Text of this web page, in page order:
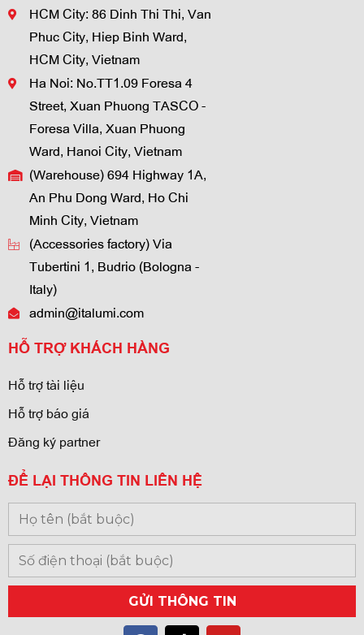
HCM City: 86 Dinh Thi Thi, Van
Phuc City, Hiep Binh Ward,
HCM City, Vietnam
Ha Noi: No.TT1.09 Foresa 4
Street, Xuan Phuong TASCO -
Foresa Villa, Xuan Phuong
Ward, Hanoi City, Vietnam
(Warehouse) 694 Highway 1A,
An Phu Dong Ward, Ho Chi
Minh City, Vietnam
(Accessories factory) Via
Tubertini 1, Budrio (Bologna -
Italy)
admin@italumi.com
HỖ TRỢ KHÁCH HÀNG
Hỗ trợ tài liệu
Hỗ trợ báo giá
Đăng ký partner
ĐỂ LẠI THÔNG TIN LIÊN HỆ